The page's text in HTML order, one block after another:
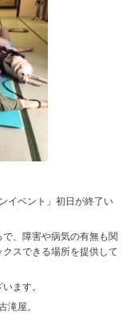
イベント」初日が終了い
、障害や病気の有無も関
スできる場所を提供して
ます。
滝屋。